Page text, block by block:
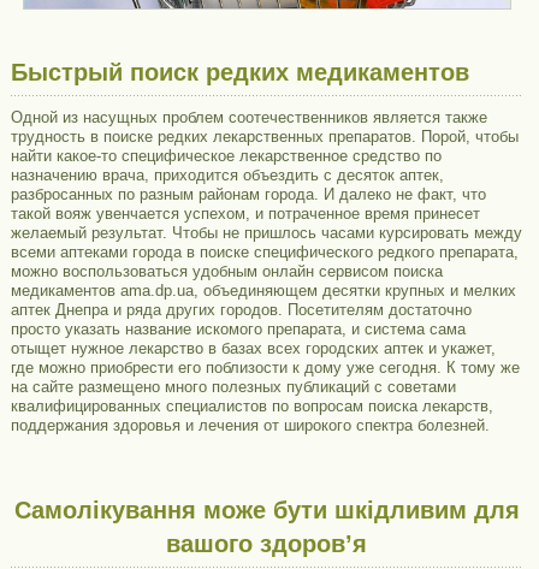
Быстрый поиск редких медикаментов
Одной из насущных проблем соотечественников является также
трудность в поиске редких лекарственных препаратов. Порой, чтобы
найти какое-то специфическое лекарственное средство по
назначению врача, приходится объездить с десяток аптек,
разбросанных по разным районам города. И далеко не факт, что
такой вояж увенчается успехом, и потраченное время принесет
желаемый результат. Чтобы не пришлось часами курсировать между
всеми аптеками города в поиске специфического редкого препарата,
можно воспользоваться удобным онлайн сервисом поиска
медикаментов ama.dp.ua, объединяющем десятки крупных и мелких
аптек Днепра и ряда других городов. Посетителям достаточно
просто указать название искомого препарата, и система сама
отыщет нужное лекарство в базах всех городских аптек и укажет,
где можно приобрести его поблизости к дому уже сегодня. К тому же
на сайте размещено много полезных публикаций с советами
квалифицированных специалистов по вопросам поиска лекарств,
поддержания здоровья и лечения от широкого спектра болезней.
Самолікування може бути шкідливим для
вашого здоров’я